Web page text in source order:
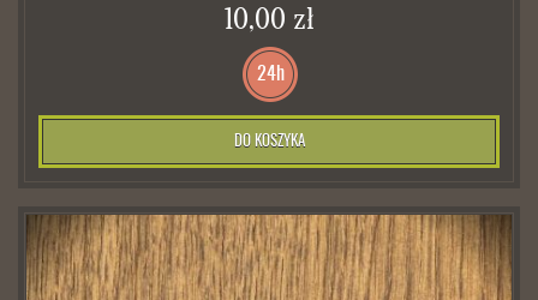
10,00 zł
24h
DO KOSZYKA